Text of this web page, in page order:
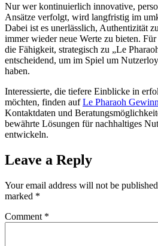
Nur wer kontinuierlich innovative,
Ansätze verfolgt, wird langfristig im
Dabei ist es unerlässlich, Authentizität
immer wieder neue Werte zu bieten.
die Fähigkeit, strategisch zu „Le
entscheidend, um im Spiel um
haben.
Interessierte, die tiefere Einblicke in
möchten, finden aufLe Pharaoh
Kontaktdaten und
bewährte Lösungen für nachhaltiges
entwickeln.
Leave a Reply
Your email address will not be
marked *
Comment *